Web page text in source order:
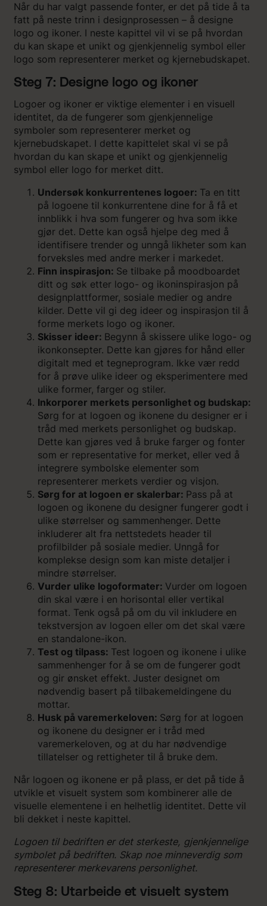
Når du har valgt passende fonter, er det på tide å ta
fatt på neste trinn i designprosessen – å designe
logo og ikoner. I neste kapittel vil vi se på hvordan
du kan skape et unikt og gjenkjennelig symbol eller
logo som representerer merket og kjernebudskapet.
Steg 7: Designe logo og ikoner
Logoer og ikoner er viktige elementer i en visuell
identitet, da de fungerer som gjenkjennelige
symboler som representerer merket og
kjernebudskapet. I dette kapittelet skal vi se på
hvordan du kan skape et unikt og gjenkjennelig
symbol eller logo for merket ditt.
Undersøk konkurrentenes logoer: Ta en titt
på logoene til konkurrentene dine for å få et
innblikk i hva som fungerer og hva som ikke
gjør det. Dette kan også hjelpe deg med å
identifisere trender og unngå likheter som kan
forveksles med andre merker i markedet.
Finn inspirasjon: Se tilbake på moodboardet
ditt og søk etter logo- og ikoninspirasjon på
designplattformer, sosiale medier og andre
kilder. Dette vil gi deg ideer og inspirasjon til å
forme merkets logo og ikoner.
Skisser ideer: Begynn å skissere ulike logo- og
ikonkonsepter. Dette kan gjøres for hånd eller
digitalt med et tegneprogram. Ikke vær redd
for å prøve ulike ideer og eksperimentere med
ulike former, farger og stiler.
Inkorporer merkets personlighet og budskap:
Sørg for at logoen og ikonene du designer er i
tråd med merkets personlighet og budskap.
Dette kan gjøres ved å bruke farger og fonter
som er representative for merket, eller ved å
integrere symbolske elementer som
representerer merkets verdier og visjon.
Sørg for at logoen er skalerbar: Pass på at
logoen og ikonene du designer fungerer godt i
ulike størrelser og sammenhenger. Dette
inkluderer alt fra nettstedets header til
profilbilder på sosiale medier. Unngå for
komplekse design som kan miste detaljer i
mindre størrelser.
Vurder ulike logoformater: Vurder om logoen
din skal være i en horisontal eller vertikal
format. Tenk også på om du vil inkludere en
tekstversjon av logoen eller om det skal være
en standalone-ikon.
Test og tilpass: Test logoen og ikonene i ulike
sammenhenger for å se om de fungerer godt
og gir ønsket effekt. Juster designet om
nødvendig basert på tilbakemeldingene du
mottar.
Husk på varemerkeloven: Sørg for at logoen
og ikonene du designer er i tråd med
varemerkeloven, og at du har nødvendige
tillatelser og rettigheter til å bruke dem.
Når logoen og ikonene er på plass, er det på tide å
utvikle et visuelt system som kombinerer alle de
visuelle elementene i en helhetlig identitet. Dette vil
bli dekket i neste kapittel.
Logoen til bedriften er det sterkeste, gjenkjennelige
symbolet på bedriften. Skap noe minneverdig som
representerer merkevarens personlighet.
Steg 8: Utarbeide et visuelt system